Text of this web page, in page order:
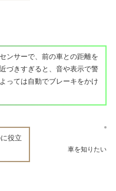
ンサーで、前の車との距離を
づきすぎると、音や表示で警
っては自動でブレーキをかけ
車を知りたい
役立